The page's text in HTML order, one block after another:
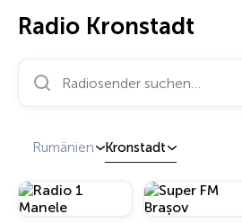
Radio Kronstadt
Radiosender suchen…
Rumänien Kronstadt